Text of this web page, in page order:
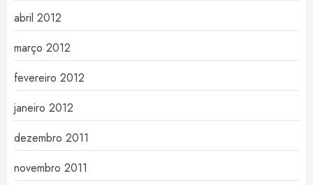
abril 2012
março 2012
fevereiro 2012
janeiro 2012
dezembro 2011
novembro 2011